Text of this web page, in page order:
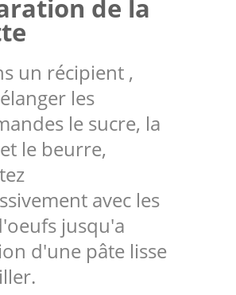
de la
un récipient ,
les
le sucre, la
le beurre,
avec les
jusqu'a
d'une pâte lisse